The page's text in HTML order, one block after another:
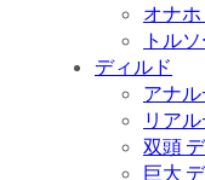
オナホ
トル
ディルド
アナ
リア
双頭
巨大